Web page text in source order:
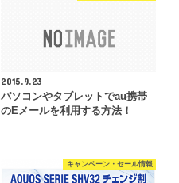
2015.9.23
パソコンやタブレットでau携帯
のEメールを利用する方法！
キャンペーン・セール情報